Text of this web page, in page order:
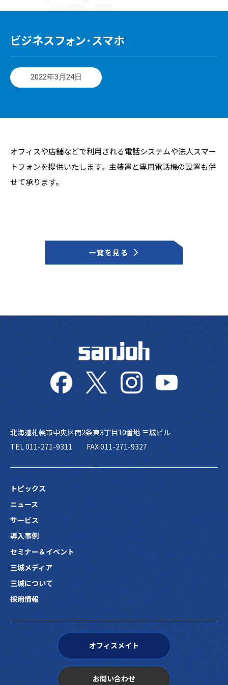
ビジネスフォン･スマホ
2022年3月24日
オフィスや店舗などで利用される電話システムや法人スマー
トフォンを提供いたします。主装置と専用電話機の設置も併
せて承ります。
一覧を見る
北海道札幌市中央区南2条東3丁目10番地 三城ビル
TEL 011-271-9311
FAX 011-271-9327
トピックス
ニュース
サービス
導入事例
セミナー＆イベント
三城メディア
三城について
採用情報
オフィスメイト
お問い合わせ